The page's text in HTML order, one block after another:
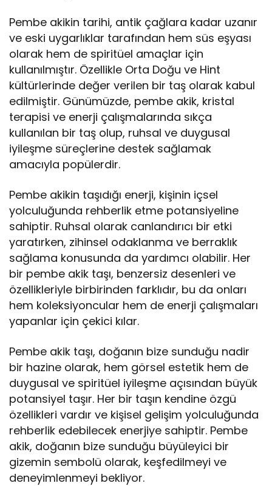
Pembe akikin tarihi, antik çağlara kadar uzanır
ve eski uygarlıklar tarafından hem süs eşyası
olarak hem de spiritüel amaçlar için
kullanılmıştır. Özellikle Orta Doğu ve Hint
kültürlerinde değer verilen bir taş olarak kabul
edilmiştir. Günümüzde, pembe akik, kristal
terapisi ve enerji çalışmalarında sıkça
kullanılan bir taş olup, ruhsal ve duygusal
iyileşme süreçlerine destek sağlamak
amacıyla popülerdir.
Pembe akikin taşıdığı enerji, kişinin içsel
yolculuğunda rehberlik etme potansiyeline
sahiptir. Ruhsal olarak canlandırıcı bir etki
yaratırken, zihinsel odaklanma ve berraklık
sağlama konusunda da yardımcı olabilir. Her
bir pembe akik taşı, benzersiz desenleri ve
özellikleriyle birbirinden farklıdır, bu da onları
hem koleksiyoncular hem de enerji çalışmaları
yapanlar için çekici kılar.
Pembe akik taşı, doğanın bize sunduğu nadir
bir hazine olarak, hem görsel estetik hem de
duygusal ve spiritüel iyileşme açısından büyük
potansiyel taşır. Her bir taşın kendine özgü
özellikleri vardır ve kişisel gelişim yolculuğunda
rehberlik edebilecek enerjiye sahiptir. Pembe
akik, doğanın bize sunduğu büyüleyici bir
gizemin sembolü olarak, keşfedilmeyi ve
deneyimlenmeyi bekliyor.